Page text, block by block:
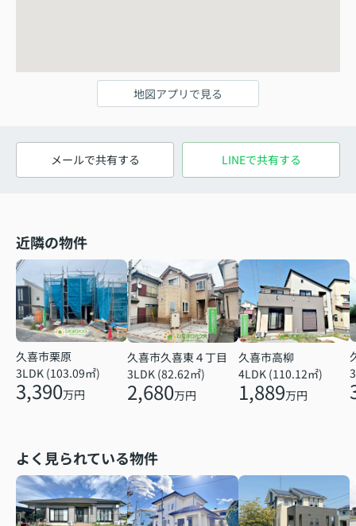
地図アプリで見る
メールで共有する LINEで共有する
近隣の物件
久喜市栗原
3LDK (103.09㎡)
3,390万円
久喜市久喜東４丁目
3LDK (82.62㎡)
2,680万円
久喜市高柳
4LDK (110.12㎡)
1,889万円
よく見られている物件